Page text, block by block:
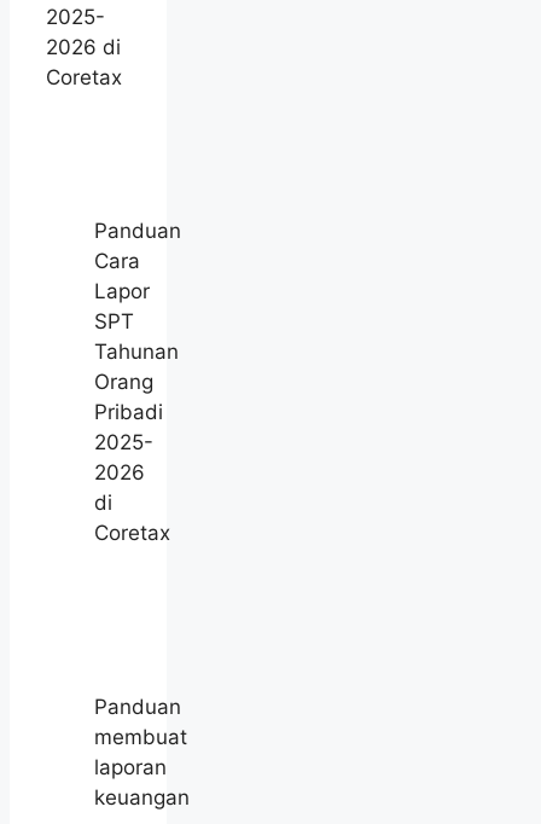
2025-
2026 di
Coretax
Panduan
Cara
Lapor
SPT
Tahunan
Orang
Pribadi
2025-
2026
di
Coretax
Panduan
membuat
laporan
keuangan